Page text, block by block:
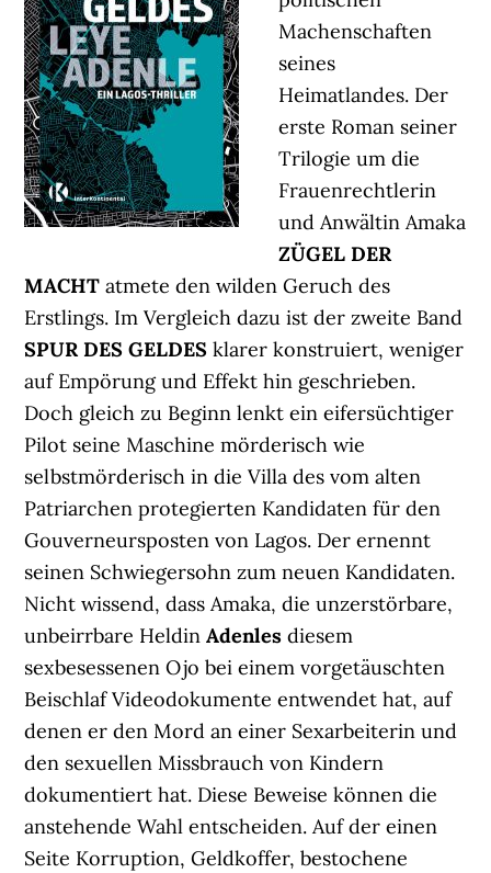
Machenschaften
seines
Heimatlandes. Der
erste Roman seiner
Trilogie um die
Frauenrechtlerin
und Anwältin Amaka
ZÜGEL DER
MACHTatmete den wilden Geruch des
Erstlings. Im Vergleich dazu ist der zweite Band
SPUR DES GELDESklarer konstruiert, weniger
auf Empörung und Effekt hin geschrieben.
Doch gleich zu Beginn lenkt ein eifersüchtiger
Pilot seine Maschine mörderisch wie
selbstmörderisch in die Villa des vom alten
Patriarchen protegierten Kandidaten für den
Gouverneursposten von Lagos. Der ernennt
seinen Schwiegersohn zum neuen Kandidaten.
Nicht wissend, dass Amaka, die unzerstörbare,
unbeirrbare HeldinAdenlesdiesem
sexbesessenen Ojo bei einem vorgetäuschten
Beischlaf Videodokumente entwendet hat, auf
denen er den Mord an einer Sexarbeiterin und
den sexuellen Missbrauch von Kindern
dokumentiert hat. Diese Beweise können die
anstehende Wahl entscheiden. Auf der einen
Seite Korruption, Geldkoffer, bestochene